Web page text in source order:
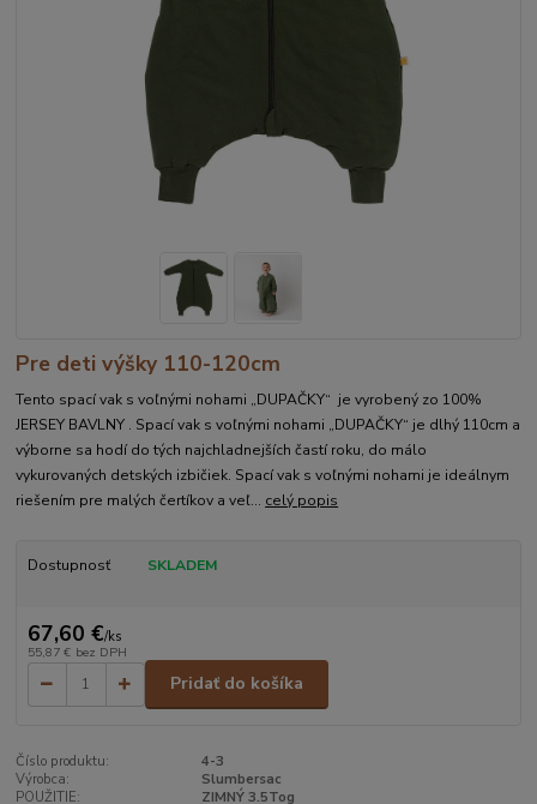
Pre deti výšky 110-120cm
Tento spací vak s voľnými nohami „DUPAČKY“ je vyrobený zo 100%
JERSEY BAVLNY . Spací vak s voľnými nohami „DUPAČKY“ je dlhý 110cm a
výborne sa hodí do tých najchladnejších častí roku, do málo
vykurovaných detských izbičiek. Spací vak s voľnými nohami je ideálnym
riešením pre malých čertíkov a veľ... celý popis
Dostupnosť SKLADEM
67,60 €/ks
55,87 € bez DPH
Pridať do košíka
Číslo produktu:
4-3
Výrobca:
Slumbersac
POUŽITIE:
ZIMNÝ 3.5Tog